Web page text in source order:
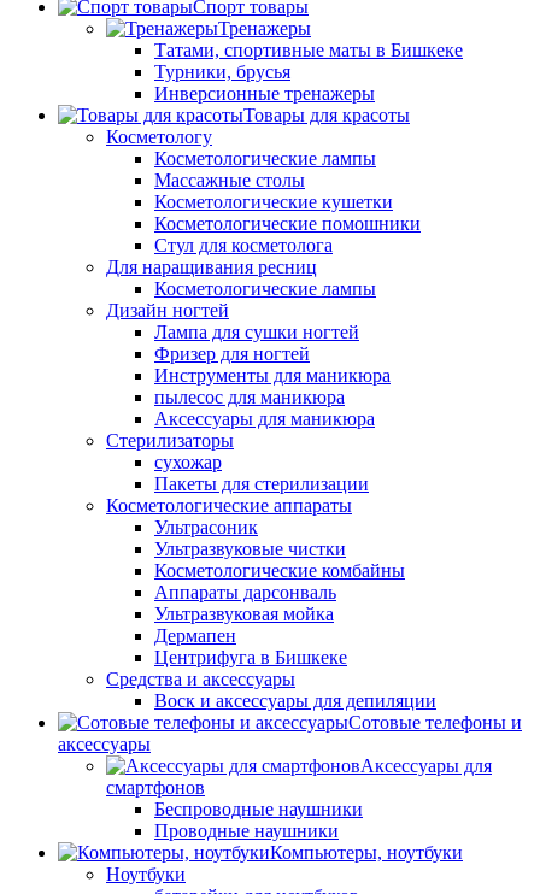
Спорт товары
Тренажеры
Татами, спортивные маты в Бишкеке
Турники, брусья
Инверсионные тренажеры
Товары для красоты
Косметологу
Косметологические лампы
Массажные столы
Косметологические кушетки
Косметологические помошники
Стул для косметолога
Для наращивания ресниц
Косметологические лампы
Дизайн ногтей
Лампа для сушки ногтей
Фризер для ногтей
Инструменты для маникюра
пылесос для маникюра
Аксессуары для маникюра
Стерилизаторы
сухожар
Пакеты для стерилизации
Косметологические аппараты
Ультрасоник
Ультразвуковые чистки
Косметологические комбайны
Аппараты дарсонваль
Ультразвуковая мойка
Дермапен
Центрифуга в Бишкеке
Средства и аксессуары
Воск и аксессуары для депиляции
Сотовые телефоны и
аксессуары
Аксессуары для
смартфонов
Беспроводные наушники
Проводные наушники
Компьютеры, ноутбуки
Ноутбуки